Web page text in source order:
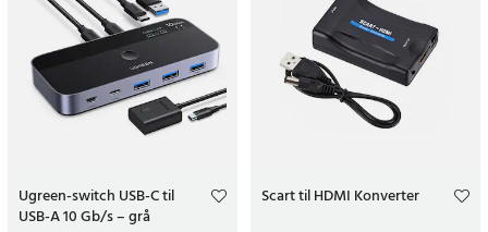
Ugreen-switch USB-C til
USB-A 10 Gb/s – grå
Scart til HDMI Konverter